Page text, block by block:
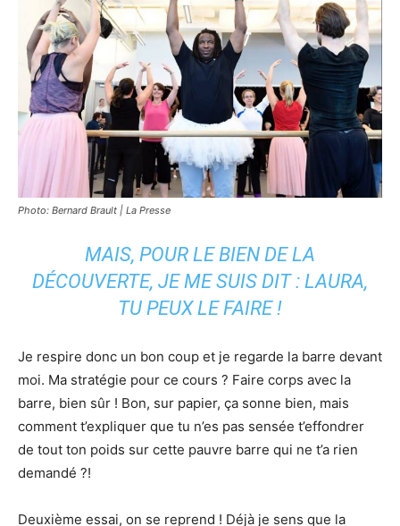
Photo: Bernard Brault | La Presse
MAIS, POUR LE BIEN DE LA
DÉCOUVERTE, JE ME SUIS DIT : LAURA,
TU PEUX LE FAIRE !
Je respire donc un bon coup et je regarde la barre devant
moi. Ma stratégie pour ce cours ? Faire corps avec la
barre, bien sûr ! Bon, sur papier, ça sonne bien, mais
comment t’expliquer que tu n’es pas sensée t’effondrer
de tout ton poids sur cette pauvre barre qui ne t’a rien
demandé ?!
Deuxième essai, on se reprend ! Déjà je sens que la